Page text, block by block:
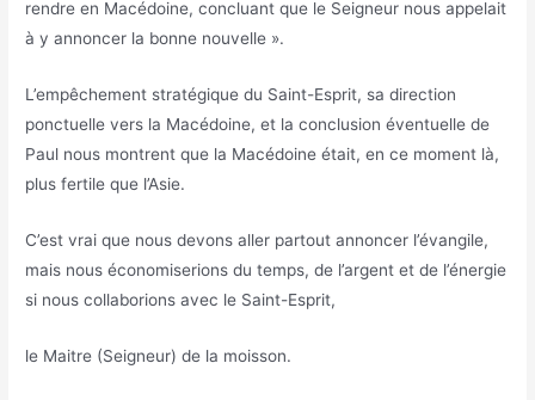
rendre en Macédoine, concluant que le Seigneur nous appelait
à y annoncer la bonne nouvelle ».
L’empêchement stratégique du Saint-Esprit, sa direction
ponctuelle vers la Macédoine, et la conclusion éventuelle de
Paul nous montrent que la Macédoine était, en ce moment là,
plus fertile que l’Asie.
C’est vrai que nous devons aller partout annoncer l’évangile,
mais nous économiserions du temps, de l’argent et de l’énergie
si nous collaborions avec le Saint-Esprit,
le Maitre (Seigneur) de la moisson.